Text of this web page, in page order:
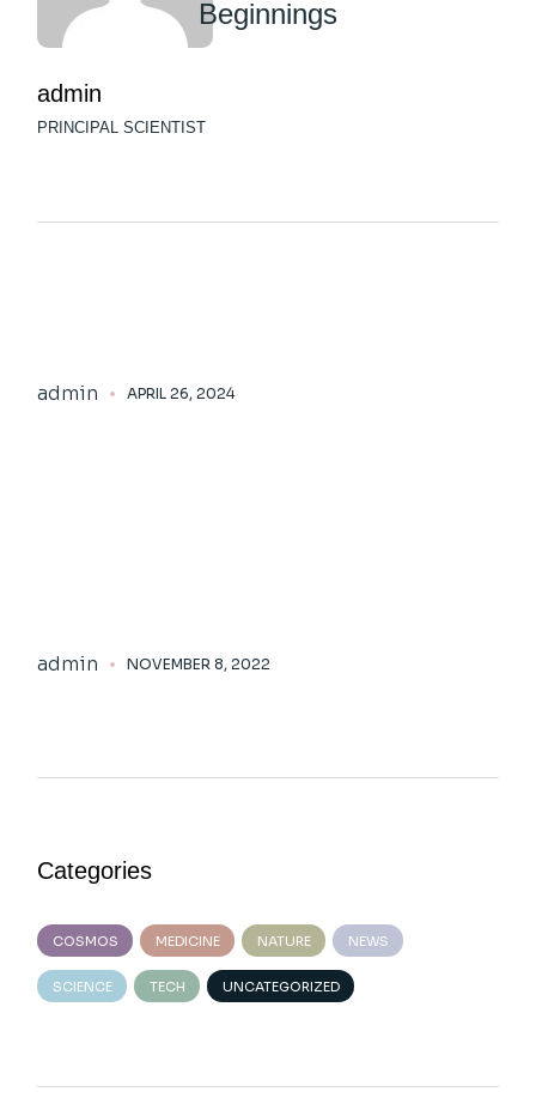
admin
PRINCIPAL SCIENTIST
admin APRIL 26, 2024
Beginnings
admin NOVEMBER 8, 2022
Categories
COSMOS MEDICINE NATURE NEWS
SCIENCE TECH UNCATEGORIZED